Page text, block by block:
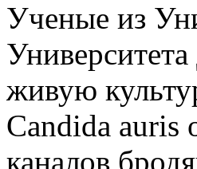
Ученые из
живую
Candida auris
каналов